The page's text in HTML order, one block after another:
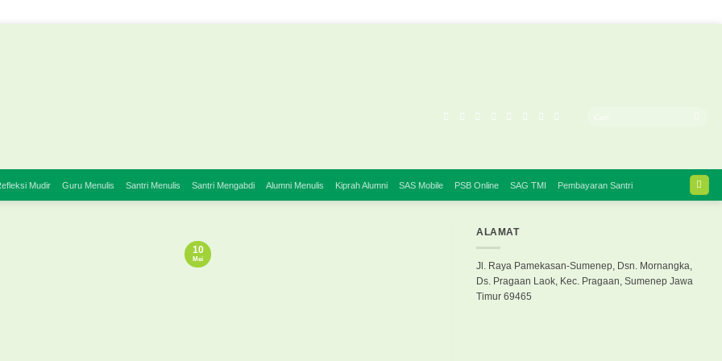
Mudir Guru Menulis Santri Menulis Santri Mengabdi Alumni Menulis Kiprah Alumni SAS Mobile PSB Online SAG TMI Pembayaran Santri
10
Mei
ALAMAT
Jl. Raya Pamekasan-Sumenep, Dsn. Mornangka,
Ds. Pragaan Laok, Kec. Pragaan, Sumenep Jawa
Timur 69465